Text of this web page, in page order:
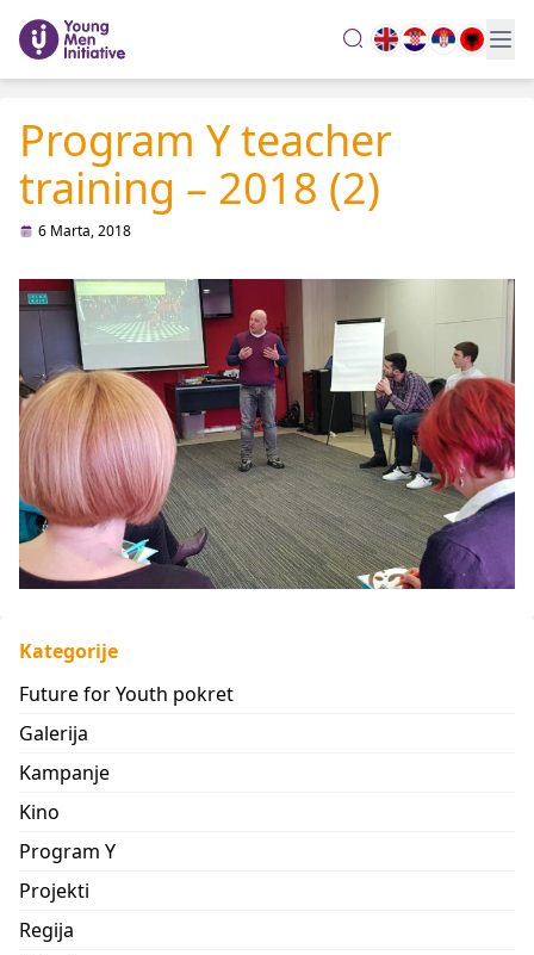
search
Program Y teacher
training – 2018 (2)
6 Marta, 2018
Kategorije
Future for Youth pokret
Galerija
Kampanje
Kino
Program Y
Projekti
Regija